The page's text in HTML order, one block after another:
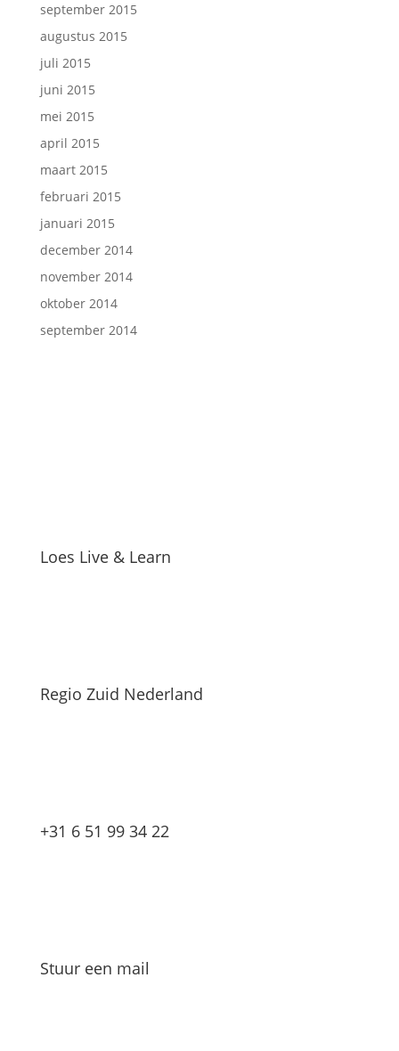
september 2015
augustus 2015
juli 2015
juni 2015
mei 2015
april 2015
maart 2015
februari 2015
januari 2015
december 2014
november 2014
oktober 2014
september 2014
Loes Live & Learn
Regio Zuid Nederland
+31 6 51 99 34 22
Stuur een mail